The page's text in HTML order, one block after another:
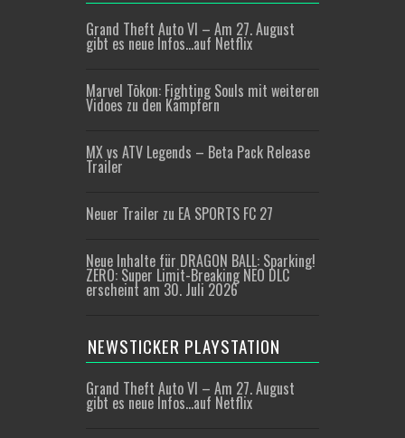
Grand Theft Auto VI – Am 27. August
gibt es neue Infos…auf Netflix
Marvel Tōkon: Fighting Souls mit weiteren
Vidoes zu den Kämpfern
MX vs ATV Legends – Beta Pack Release
Trailer
Neuer Trailer zu EA SPORTS FC 27
Neue Inhalte für DRAGON BALL: Sparking!
ZERO: Super Limit-Breaking NEO DLC
erscheint am 30. Juli 2026
NEWSTICKER PLAYSTATION
Grand Theft Auto VI – Am 27. August
gibt es neue Infos…auf Netflix